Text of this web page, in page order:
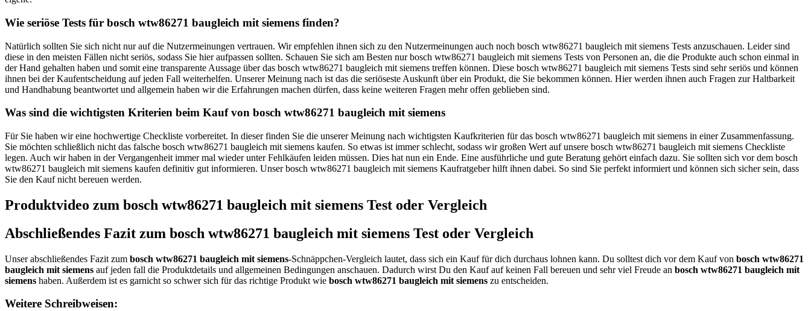
Wie seriöse Tests für bosch wtw86271 baugleich mit siemens finden?
Natürlich sollten Sie sich nicht nur auf die Nutzermeinungen vertrauen. Wir empfehlen ihnen sich zu den Nutzermeinungen auch noch bosch wtw86271 baugleich mit siemens Tests anzuschauen. Leider sind
diese in den meisten Fällen nicht seriös, sodass Sie hier aufpassen sollten. Schauen Sie sich am Besten nur bosch wtw86271 baugleich mit siemens Tests von Personen an, die die Produkte auch schon einmal in
der Hand gehalten haben und somit eine transparente Aussage über das bosch wtw86271 baugleich mit siemens treffen können. Diese bosch wtw86271 baugleich mit siemens Tests sind sehr seriös und können
ihnen bei der Kaufentscheidung auf jeden Fall weiterhelfen. Unserer Meinung nach ist das die seriöseste Auskunft über ein Produkt, die Sie bekommen können. Hier werden ihnen auch Fragen zur Haltbarkeit
und Handhabung beantwortet und allgemein haben wir die Erfahrungen machen dürfen, dass keine weiteren Fragen mehr offen geblieben sind.
Was sind die wichtigsten Kriterien beim Kauf von bosch wtw86271 baugleich mit siemens
Für Sie haben wir eine hochwertige Checkliste vorbereitet. In dieser finden Sie die unserer Meinung nach wichtigsten Kaufkriterien für das bosch wtw86271 baugleich mit siemens in einer Zusammenfassung.
Sie möchten schließlich nicht das falsche bosch wtw86271 baugleich mit siemens kaufen. So etwas ist immer schlecht, sodass wir großen Wert auf unsere bosch wtw86271 baugleich mit siemens Checkliste
legen. Auch wir haben in der Vergangenheit immer mal wieder unter Fehlkäufen leiden müssen. Dies hat nun ein Ende. Eine ausführliche und gute Beratung gehört einfach dazu. Sie sollten sich vor dem bosch
wtw86271 baugleich mit siemens kaufen definitiv gut informieren. Unser bosch wtw86271 baugleich mit siemens Kaufratgeber hilft ihnen dabei. So sind Sie perfekt informiert und können sich sicher sein, dass
Sie den Kauf nicht bereuen werden.
Produktvideo zum bosch wtw86271 baugleich mit siemens Test oder Vergleich
Abschließendes Fazit zum bosch wtw86271 baugleich mit siemens Test oder Vergleich
Unser abschließendes Fazit zum bosch wtw86271 baugleich mit siemens-Schnäppchen-Vergleich lautet, dass sich ein Kauf für dich durchaus lohnen kann. Du solltest dich vor dem Kauf von bosch wtw86271
baugleich mit siemens auf jeden fall die Produktdetails und allgemeinen Bedingungen anschauen. Dadurch wirst Du den Kauf auf keinen Fall bereuen und sehr viel Freude an bosch wtw86271 baugleich mit
siemens haben. Außerdem ist es garnicht so schwer sich für das richtige Produkt wie bosch wtw86271 baugleich mit siemens zu entscheiden.
Weitere Schreibweisen: